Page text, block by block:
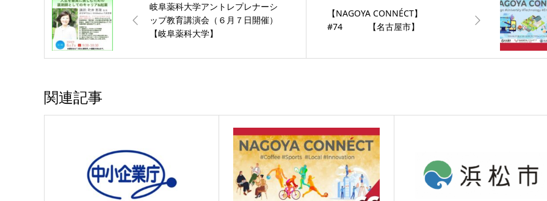
岐阜薬科大学アントレプレナーシ
ップ教育講演会（６月７日開催）
【岐阜薬科大学】
【NAGOYA CONNÉCT】
#74 【名古屋市】
関連記事